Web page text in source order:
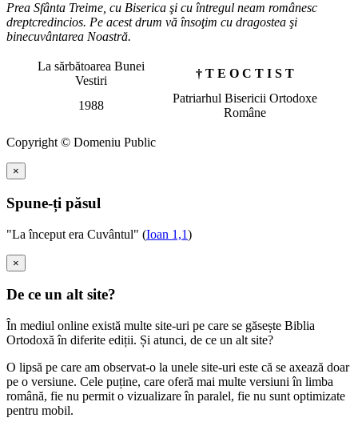
Prea Sfânta Treime, cu Biserica şi cu întregul neam românesc
dreptcredincios. Pe acest drum vă însoţim cu dragostea şi
binecuvântarea Noastră.
La sărbătoarea Bunei
Vestiri
† T E O C T I S T
1988
Patriarhul Bisericii Ortodoxe
Române
Copyright © Domeniu Public
×
Spune-ți păsul
"La început era Cuvântul" (Ioan 1,1)
×
De ce un alt site?
În mediul online există multe site-uri pe care se găsește Biblia
Ortodoxă în diferite ediții. Și atunci, de ce un alt site?
O lipsă pe care am observat-o la unele site-uri este că se axează doar
pe o versiune. Cele puține, care oferă mai multe versiuni în limba
română, fie nu permit o vizualizare în paralel, fie nu sunt optimizate
pentru mobil.